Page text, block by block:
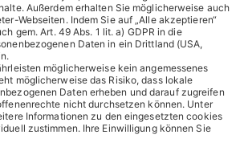
HUGO BOSS Corporate